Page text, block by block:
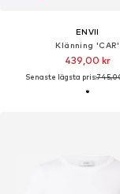
ENVII
Klänning 'CAR'
439,00 kr
Senaste lägsta pris: